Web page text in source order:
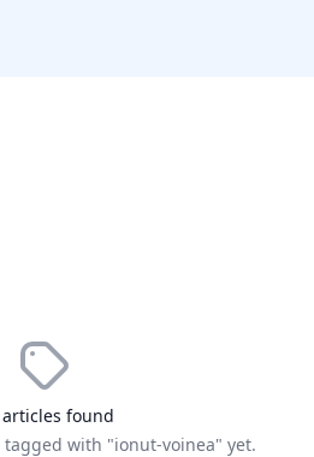
articles found
with "ionut-voinea" yet.